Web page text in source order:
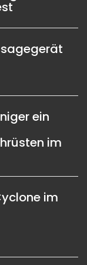
ein
im
im